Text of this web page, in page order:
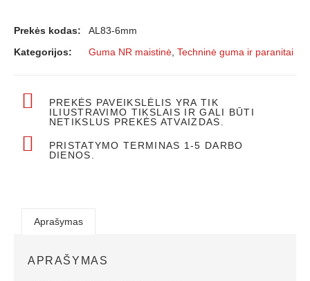
Prekės kodas:
AL83-6mm
Kategorijos:
Guma NR maistinė Techninė guma ir paranitai
PREKĖS PAVEIKSLĖLIS YRA TIK
ILIUSTRAVIMO TIKSLAIS IR GALI BŪTI
NETIKSLUS PREKĖS ATVAIZDAS.
PRISTATYMO TERMINAS 1-5 DARBO
DIENOS.
Aprašymas
APRAŠYMAS